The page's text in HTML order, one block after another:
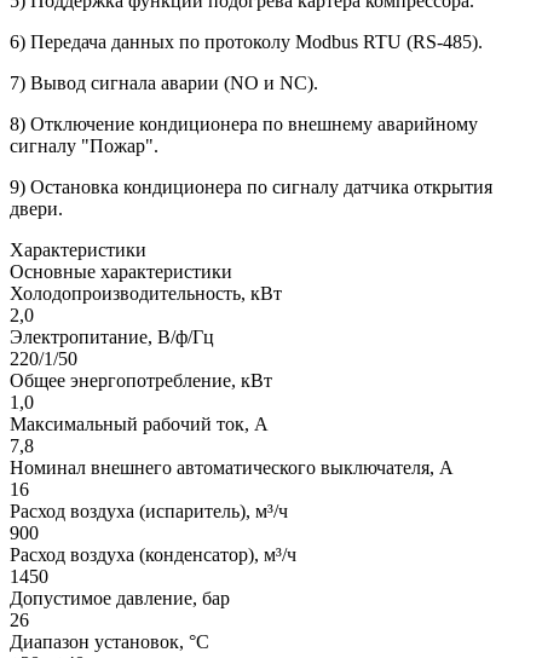
6) Передача данных по протоколу Modbus RTU (RS-485).
7) Вывод сигнала аварии (NO и NC).
8) Отключение кондиционера по внешнему аварийному
сигналу "Пожар".
9) Остановка кондиционера по сигналу датчика открытия
двери.
Характеристики
Основные характеристики
Холодопроизводительность, кВт
2,0
Электропитание, В/ф/Гц
220/1/50
Общее энергопотребление, кВт
1,0
Максимальный рабочий ток, А
7,8
Номинал внешнего автоматического выключателя, А
16
Расход воздуха (испаритель), м³/ч
900
Расход воздуха (конденсатор), м³/ч
1450
Допустимое давление, бар
26
Диапазон установок, °С